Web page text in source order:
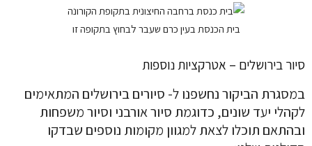
בית הכנסת בעין כרם שעבר לבחוץ בתקופה זו
סיור בירושלים – אטרקציות נוספות
במסגרת הביקור נחשפנו ל- סיורים בירושלים המתאימים
לקהלי יעד שונים, כדוגמת סיור אורבני וסיור משפחות
ובהתאם תוכלו לצאת למגוון מקומות נוספים שבדקו